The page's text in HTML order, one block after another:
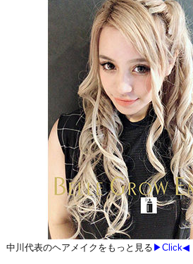
中川代表のヘアメイクをもっと見る ▶Click◀